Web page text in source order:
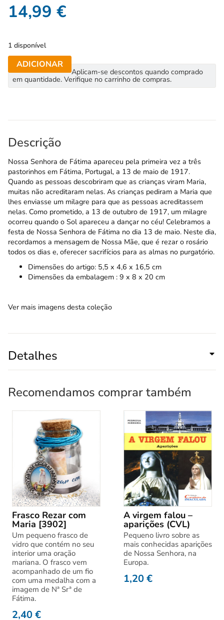
14,99 €
1 disponível
ADICIONAR
Aplicam-se descontos quando comprado
em quantidade. Verifique no carrinho de compras.
Descrição
Nossa Senhora de Fátima apareceu pela primeira vez a três
pastorinhos em Fátima, Portugal, a 13 de maio de 1917.
Quando as pessoas descobriram que as crianças viram Maria,
muitas não acreditaram nelas. As crianças pediram a Maria que
lhes enviasse um milagre para que as pessoas acreditassem
nelas. Como prometido, a 13 de outubro de 1917, um milagre
ocorreu quando o Sol apareceu a dançar no céu! Celebramos a
festa de Nossa Senhora de Fátima no dia 13 de maio. Neste dia,
recordamos a mensagem de Nossa Mãe, que é rezar o rosário
todos os dias e, oferecer sacrifícios para as almas no purgatório.
Dimensões do artigo: 5,5 x 4,6 x 16,5 cm
Dimensões da embalagem : 9 x 8 x 20 cm
Ver mais imagens desta coleção
Detalhes
Recomendamos comprar também
Frasco Rezar com
Maria [3902]
Um pequeno frasco de
vidro que contém no seu
interior uma oração
mariana. O frasco vem
acompanhado de um fio
com uma medalha com a
imagem de Nª Srª de
Fátima.
2,40€
A virgem falou –
aparições (CVL)
Pequeno livro sobre as
mais conhecidas aparições
de Nossa Senhora, na
Europa.
1,20€